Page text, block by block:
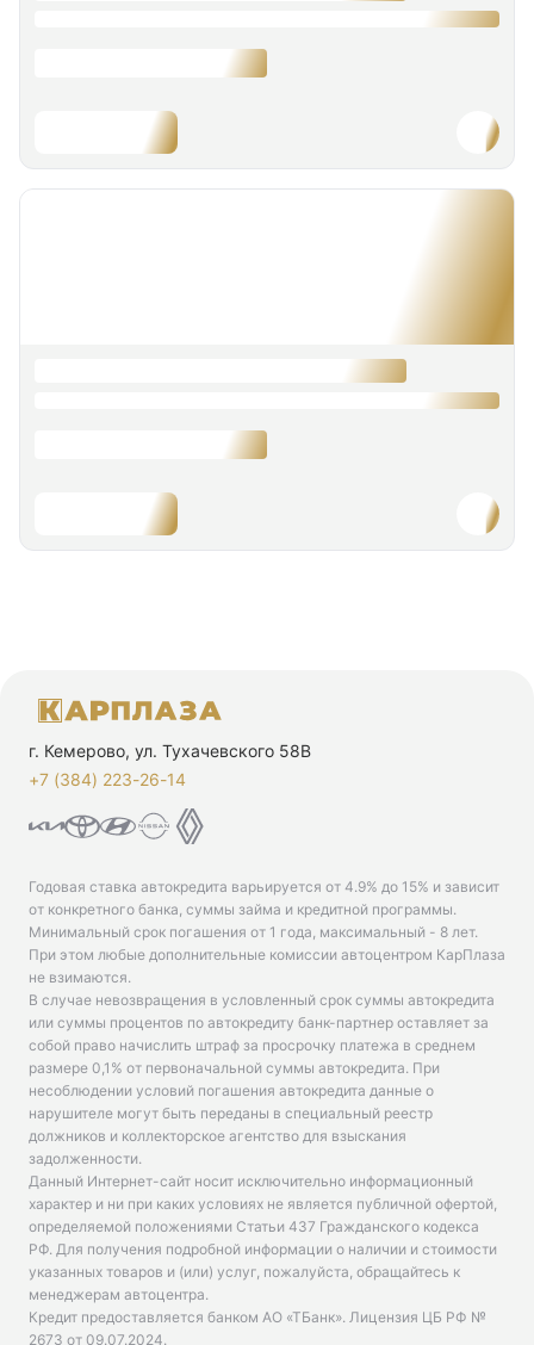
г. Кемерово, ул. Тухачевского 58В
+7 (384) 223-26-14‬
Годовая ставка автокредита варьируется от 4.9% до 15% и зависит
от конкретного банка, суммы займа и кредитной программы.
Минимальный срок погашения от 1 года, максимальный - 8 лет.
При этом любые дополнительные комиссии автоцентром КарПлаза
не взимаются.
В случае невозвращения в условленный срок суммы автокредита
или суммы процентов по автокредиту банк-партнер оставляет за
собой право начислить штраф за просрочку платежа в среднем
размере 0,1% от первоначальной суммы автокредита. При
несоблюдении условий погашения автокредита данные о
нарушителе могут быть переданы в специальный реестр
должников и коллекторское агентство для взыскания
задолженности.
Данный Интернет-сайт носит исключительно информационный
характер и ни при каких условиях не является публичной офертой,
определяемой положениями Статьи 437 Гражданского кодекса
РФ. Для получения подробной информации о наличии и стоимости
указанных товаров и (или) услуг, пожалуйста, обращайтесь к
менеджерам автоцентра.
Кредит предоставляется банком АО «ТБанк». Лицензия ЦБ РФ №
2673 от 09.07.2024.